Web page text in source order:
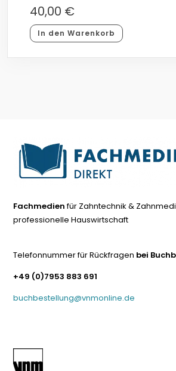
40,00 €
In den Warenkorb
Fachmedienfür Zahntechnik &
professionelle Hauswirtschaft
Telefonnummer für Rückfragen bei
+49 (0)7953 883 691
buchbestellung@vnmonline.de